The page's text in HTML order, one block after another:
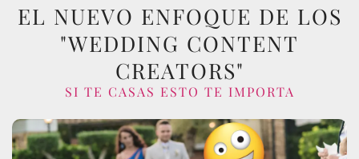
EL NUEVO ENFOQUE DE LOS
"WEDDING CONTENT
CREATORS"
SI TE CASAS ESTO TE IMPORTA